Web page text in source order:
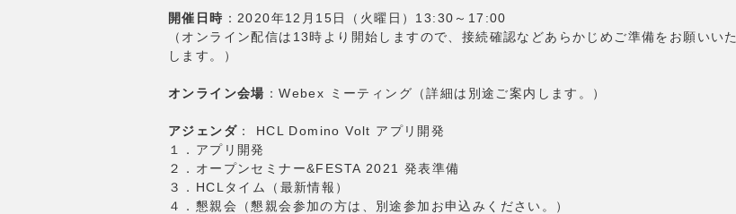
開催日時 ：2020年12月15日（火曜日）13:30～17:00
（オンライン配信は13時より開始しますので、接続確認などあらかじめご準備をお願いいた
します。）
オンライン会場 ：Webex ミーティング（詳細は別途ご案内します。）
アジェンダ ： HCL Domino Volt アプリ開発
１．アプリ開発
２．オープンセミナー&FESTA 2021 発表準備
３．HCLタイム（最新情報）
４．懇親会（懇親会参加の方は、別途参加お申込みください。）